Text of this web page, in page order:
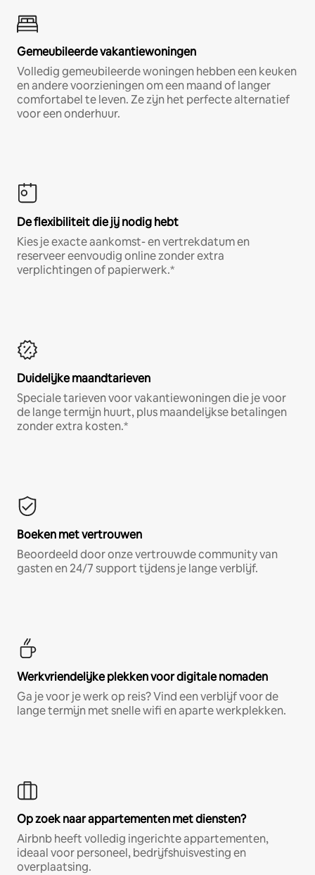
Gemeubileerde vakantiewoningen
Volledig gemeubileerde woningen hebben een keuken
en andere voorzieningen om een maand of langer
comfortabel te leven. Ze zijn het perfecte alternatief
voor een onderhuur.
De flexibiliteit die jij nodig hebt
Kies je exacte aankomst- en vertrekdatum en
reserveer eenvoudig online zonder extra
verplichtingen of papierwerk.*
Duidelijke maandtarieven
Speciale tarieven voor vakantiewoningen die je voor
de lange termijn huurt, plus maandelijkse betalingen
zonder extra kosten.*
Boeken met vertrouwen
Beoordeeld door onze vertrouwde community van
gasten en 24/7 support tijdens je lange verblijf.
Werkvriendelijke plekken voor digitale nomaden
Ga je voor je werk op reis? Vind een verblijf voor de
lange termijn met snelle wifi en aparte werkplekken.
Op zoek naar appartementen met diensten?
Airbnb heeft volledig ingerichte appartementen,
ideaal voor personeel, bedrijfshuisvesting en
overplaatsing.